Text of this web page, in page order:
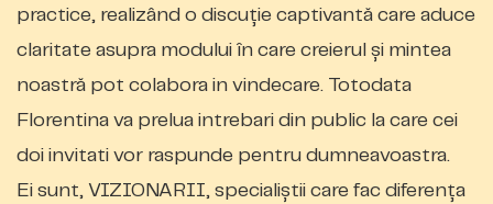
practice, realizând o discuție captivantă care aduce
claritate asupra modului în care creierul și mintea
noastră pot colabora in vindecare. Totodata
Florentina va prelua intrebari din public la care cei
doi invitati vor raspunde pentru dumneavoastra.
Ei sunt, VIZIONARII, specialiștii care fac diferența